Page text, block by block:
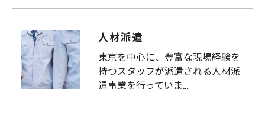
人材派遣
東京を中心に、豊富な現場経験を
持つスタッフが派遣される人材派
遣事業を行っていま…